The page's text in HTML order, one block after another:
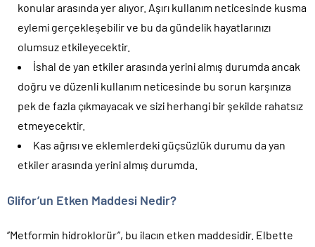
konular arasında yer alıyor. Aşırı kullanım neticesinde kusma
eylemi gerçekleşebilir ve bu da gündelik hayatlarınızı
olumsuz etkileyecektir.
İshal de yan etkiler arasında yerini almış durumda ancak
doğru ve düzenli kullanım neticesinde bu sorun karşınıza
pek de fazla çıkmayacak ve sizi herhangi bir şekilde rahatsız
etmeyecektir.
Kas ağrısı ve eklemlerdeki güçsüzlük durumu da yan
etkiler arasında yerini almış durumda.
Glifor’un Etken Maddesi Nedir?
‘’Metformin hidroklorür’’, bu ilacın etken maddesidir. Elbette